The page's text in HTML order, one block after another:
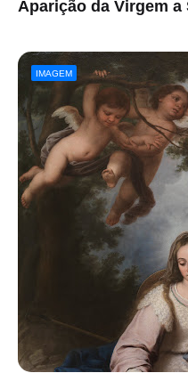
Aparição da Virgem a
IMAGEM